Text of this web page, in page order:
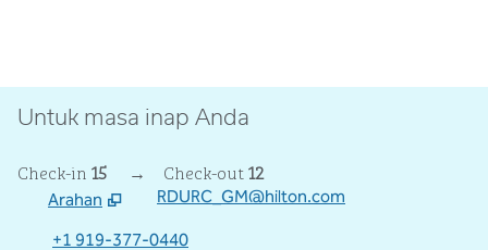
Untuk masa inap Anda
Check-in 15 → Check-out12
Arahan
Membuka tab baru
RDURC_GM@hilton.com
+1 919-377-0440